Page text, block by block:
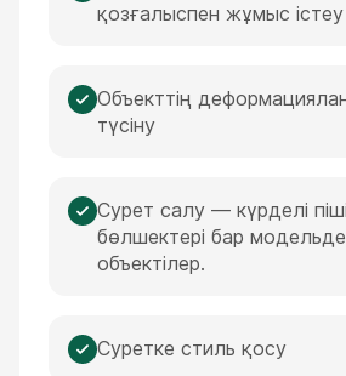
қозғалыспен жұмыс істеу
Объекттің
түсіну
Сурет салу — күрделі
бөлшектері бар
объектілер.
Суретке стиль қосу